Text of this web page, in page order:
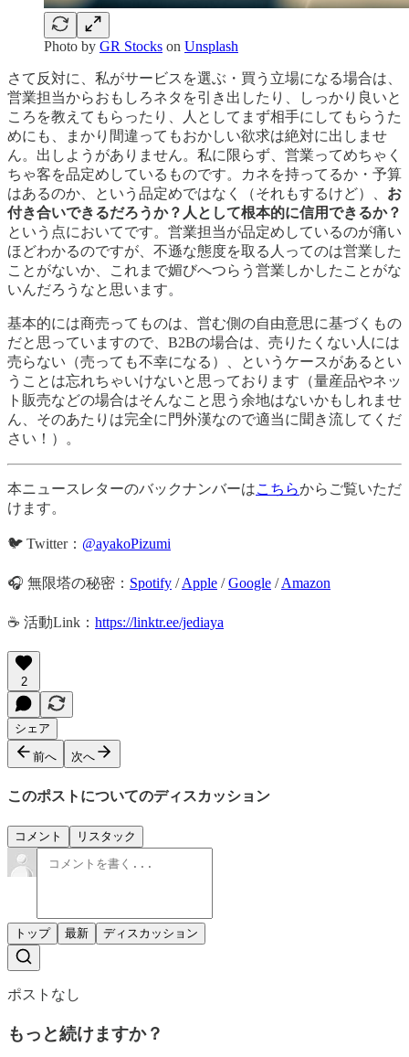
Photo by GR Stocks on Unsplash
さて反対に、私がサービスを選ぶ・買う立場になる場合は、
営業担当からおもしろネタを引き出したり、しっかり良いと
ころを教えてもらったり、人としてまず相手にしてもらうた
めにも、まかり間違ってもおかしい欲求は絶対に出しませ
ん。出しようがありません。私に限らず、営業ってめちゃく
ちゃ客を品定めしているものです。カネを持ってるか・予算
はあるのか、という品定めではなく（それもするけど）、 お
付き合いできるだろうか？人として根本的に信用できるか？
という点においてです。営業担当が品定めしているのが痛い
ほどわかるのですが、不遜な態度を取る人ってのは営業した
ことがないか、これまで媚びへつらう営業しかしたことがな
いんだろうなと思います。
基本的には商売ってものは、営む側の自由意思に基づくもの
だと思っていますので、B2Bの場合は、売りたくない人には
売らない（売っても不幸になる）、というケースがあるとい
うことは忘れちゃいけないと思っております（量産品やネッ
ト販売などの場合はそんなこと思う余地はないかもしれませ
ん、そのあたりは完全に門外漢なので適当に聞き流してくだ
さい！）。
本ニュースレターのバックナンバーはこちらからご覧いただ
けます。
🐦 Twitter： @ayakoPizumi
🎧 無限塔の秘密： Spotify /Apple /Google /Amazon
☕️ 活動Link： https://linktr.ee/jediaya
2
シェア
前へ 次へ
このポストについてのディスカッション
コメント リスタック
トップ 最新 ディスカッション
ポストなし
もっと続けますか？